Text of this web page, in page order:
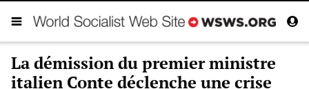
La démission du premier ministre
italien Conte déclenche une crise